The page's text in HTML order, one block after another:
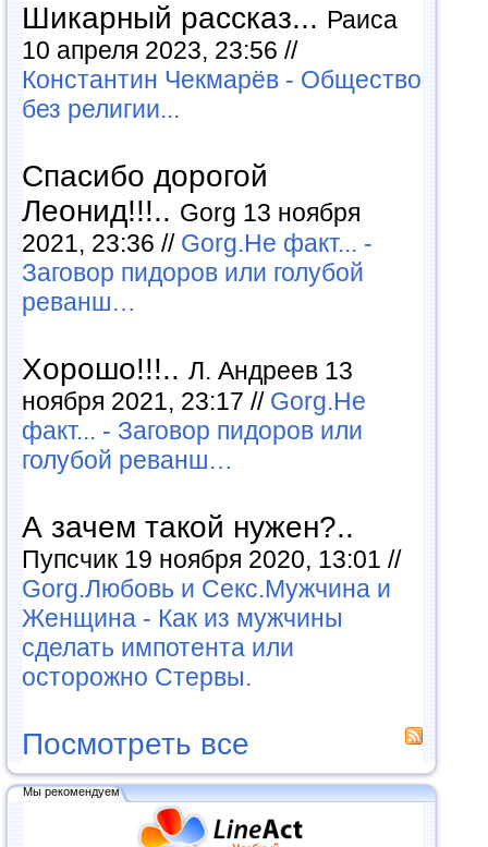
Шикарный рассказ... Раиса
10 апреля 2023, 23:56 //
Константин Чекмарёв - Общество
без религии...
Спасибо дорогой
Леонид!!!.. Gorg 13 ноября
2021, 23:36 // Gorg.Не факт... -
Заговор пидоров или голубой
реванш…
Хорошо!!!.. Л. Андреев 13
ноября 2021, 23:17 // Gorg.Не
факт... - Заговор пидоров или
голубой реванш…
А зачем такой нужен?..
Пупсчик 19 ноября 2020, 13:01 //
Gorg.Любовь и Секс.Мужчина и
Женщина - Как из мужчины
сделать импотента или
осторожно Стервы.
Посмотреть все
Мы рекомендуем